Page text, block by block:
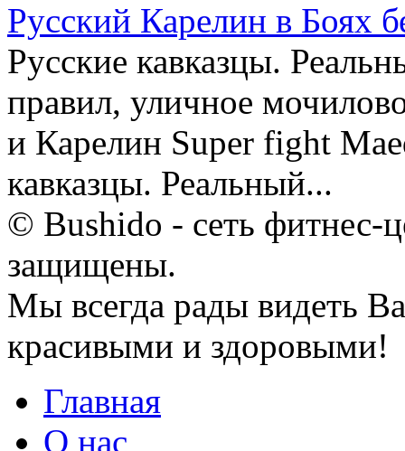
Русский Карелин в Боях
Русские кавказцы.
правил, уличное
и Карелин Super fight
кавказцы. Реальный...
© Bushido - сеть фитнес-
защищены.
Мы всегда рады видеть
красивыми и здоровыми!
Главная
О нас